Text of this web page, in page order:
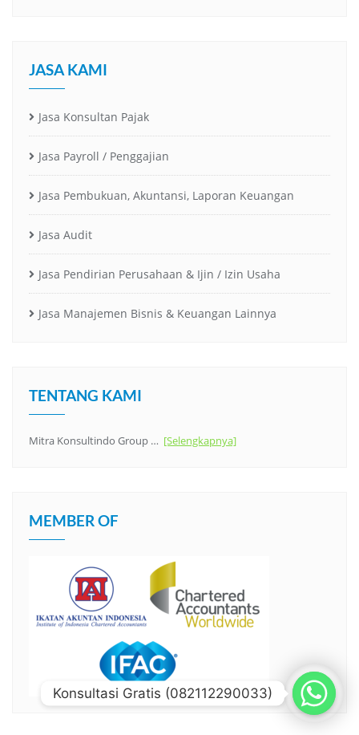
JASA KAMI
Jasa Konsultan Pajak
Jasa Payroll / Penggajian
Jasa Pembukuan, Akuntansi, Laporan Keuangan
Jasa Audit
Jasa Pendirian Perusahaan & Ijin / Izin Usaha
Jasa Manajemen Bisnis & Keuangan Lainnya
TENTANG KAMI
Mitra Konsultindo Group … [Selengkapnya]
MEMBER OF
Konsultasi Gratis (082112290033)